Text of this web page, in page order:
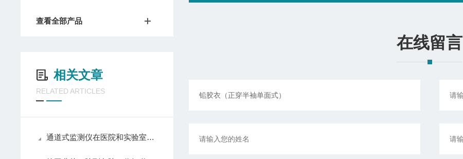
查看全部产品
相关文章
RELATED ARTICLES
通道式监测仪在医院和实验室中的应用
在线留言